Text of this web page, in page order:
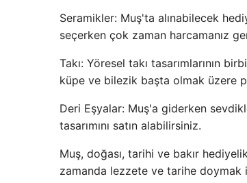
Seramikler: Muş'ta alınabilecek
seçerken çok zaman harcamanız
Takı: Yöresel takı tasarımlarının
küpe ve bilezik başta olmak üzere
Deri Eşyalar: Muş'a giderken
tasarımını satın alabilirsiniz.
Muş, doğası, tarihi ve bakır
zamanda lezzete ve tarihe